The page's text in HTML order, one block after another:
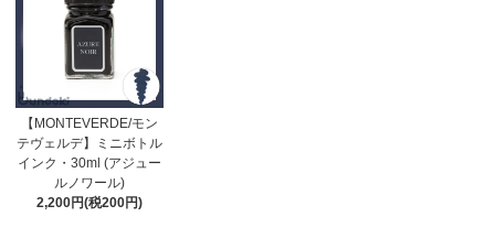
【MONTEVERDE/モン
テヴェルデ】ミニボトル
インク・30ml (アジュー
ルノワール)
2,200円(税200円)